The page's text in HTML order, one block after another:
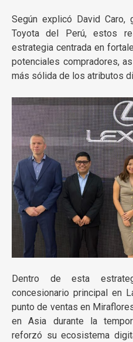
Según explicó David Caro,
Toyota del Perú, estos
estrategia centrada en
potenciales compradores,
más sólida de los atributos
Dentro de esta
concesionario principal en
punto de ventas en
en Asia durante la
reforzó su ecosistema